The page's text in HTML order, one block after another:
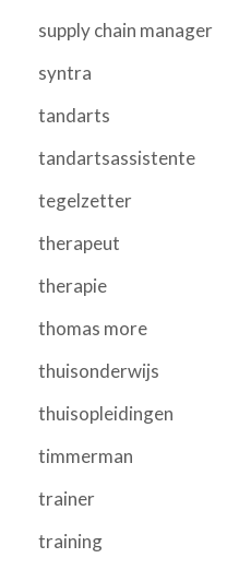
supply chain manager
syntra
tandarts
tandartsassistente
tegelzetter
therapeut
therapie
thomas more
thuisonderwijs
thuisopleidingen
timmerman
trainer
training